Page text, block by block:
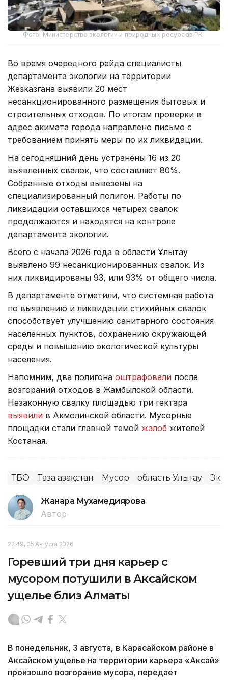
Фото: Министерство экологии и природных ресурсов РК
Во время очередного рейда специалисты
департамента экологии на территории
Жезказгана выявили 20 мест
несанкционированного размещения бытовых и
строительных отходов. По итогам проверки в
адрес акимата города направлено письмо с
требованием принять меры по их ликвидации.
На сегодняшний день устранены 16 из 20
выявленных свалок, что составляет 80%.
Собранные отходы вывезены на
специализированный полигон. Работы по
ликвидации оставшихся четырех свалок
продолжаются и находятся на контроле
департамента экологии.
Всего с начала 2026 года в области Ұлытау
выявлено 99 несанкционированных свалок. Из
них ликвидированы 93, или 93% от общего числа.
В департаменте отметили, что системная работа
по выявлению и ликвидации стихийных свалок
способствует улучшению санитарного состояния
населенных пунктов, сохранению окружающей
среды и повышению экологической культуры
населения.
Напомним, два полигона оштрафовали после
возгораний отходов в Жамбылской области.
Незаконную свалку площадью три гектара
выявили в Акмолинской области. Мусорные
площадки стали главной темой жалоб жителей
Костаная.
ТБО Таза Қазақстан Мусор область Улытау
Жанара Мухамедиярова
Автор
22:49, 05 Августа 2026
Горевший три дня карьер с
мусором потушили в Аксайском
ущелье близ Алматы
В понедельник, 3 августа, в Карасайском районе в
Аксайском ущелье на территории карьера «Аксай»
произошло возгорание мусора, передает